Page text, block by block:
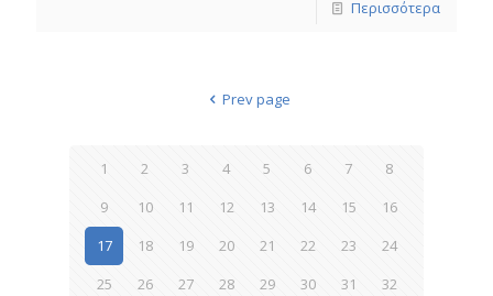
Περισσότερα
Prev page
1 2 3 4 5 6 7
8
9
10 11 12 13 14 15
16
17
18 19 20 21 22 23
24
25
26 27 28 29 30 31
32